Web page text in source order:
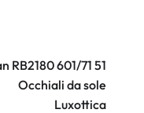
RB2180 601/71 51
Occhiali da sole
Luxottica